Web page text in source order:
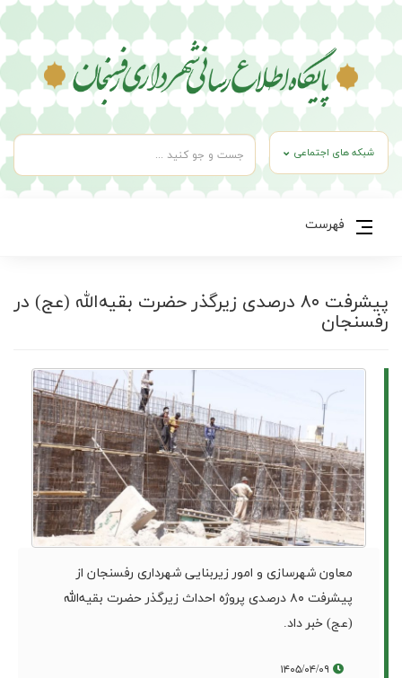
شبکه های اجتماعی
فهرست
پیشرفت ۸۰ درصدی زیرگذر حضرت بقیه‌الله (عج) در
رفسنجان
معاون شهرسازی و امور زیربنایی شهرداری رفسنجان از
پیشرفت ۸۰ درصدی پروژه احداث زیرگذر حضرت بقیه‌الله
(عج) خبر داد.